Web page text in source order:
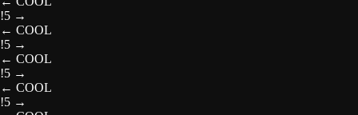
!5 →
← COOL
!5 →
← COOL
!5 →
← COOL
!5 →